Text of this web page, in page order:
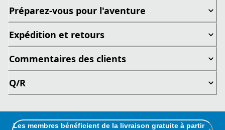
Préparez-vous pour l'aventure
Expédition et retours
Commentaires des clients
Q/R
Les membres bénéficient de la livraison gratuite à partir